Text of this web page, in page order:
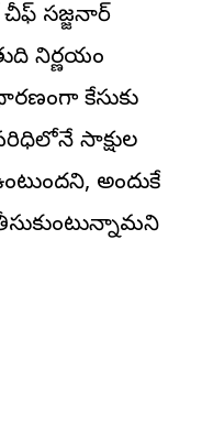
సజ్జనార్
నిర్ణయం
కేసుకు
సాక్షుల
అందుకే